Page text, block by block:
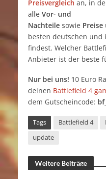
Preisvergleich an, in
alle Vor- und
Nachteilesowie Preise
besten deutschen
findest. Welcher
Anbieter ist der beste
Nur bei uns! 10 Euro
deinen Battlefield 4
dem Gutscheincode:
Tags Battlefield 4
update
Weitere Beiträge